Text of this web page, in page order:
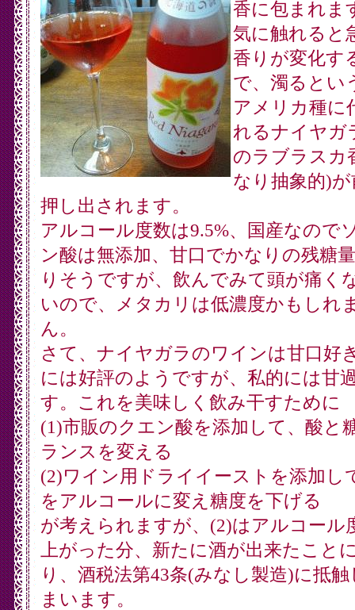
香に包まれま
気に触れると
香りが変化す
で、濁るとい
アメリカ種に
れるナイヤガ
のラブラス
なり抽象的)
押し出されます。
アルコール度数は9.5%、国産なので
ン酸は無添加、甘口でかなりの残糖
りそうですが、飲んでみて頭が痛く
いので、メタカリは低濃度かもしれ
ん。
さて、ナイヤガラのワインは甘口好
には好評のようですが、私的には甘
す。これを美味しく飲み干すために
(1)市販のクエン酸を添加して、酸と
ランスを変える
(2)ワイン用ドライイーストを添加し
をアルコールに変え糖度を下げる
が考えられますが、(2)はアルコール
上がった分、新たに酒が出来たこと
り、酒税法第43条(みなし製造)に抵
まいます。